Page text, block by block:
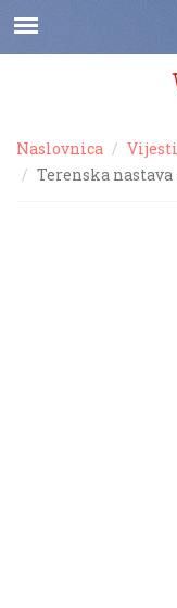
Naslovnica Vijesti
Terenska nastava